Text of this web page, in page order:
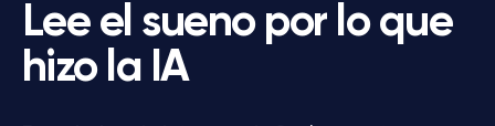
Lee el sueno por lo que
hizo la IA